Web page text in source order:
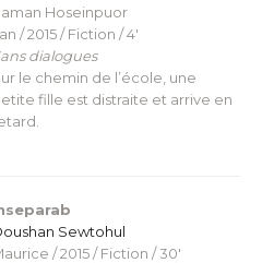
Hoseinpuor
/ 2015 / Fiction / 4′
dialogues
le chemin de l’école, une
fille est distraite et arrive en
Sewtohul
/ 2015 / Fiction / 30′